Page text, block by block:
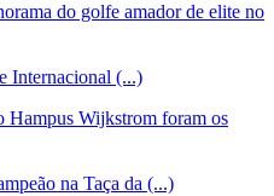
do golfe amador de elite no
Internacional (...)
Hampus Wijkstrom foram os
na Taça da (...)